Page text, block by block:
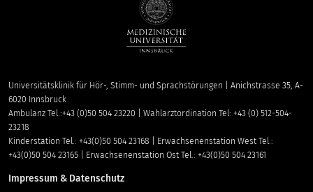
Universitätsklinik für Hör-, Stimm- und Sprachstörungen | Anichstrasse 35, A-
6020 Innsbruck
Ambulanz Tel.:+43 (0)50 504 23220 | Wahlarztordination Tel: +43 (0) 512-504-
23218
Kinderstation Tel.: +43(0)50 504 23168 | Erwachsenenstation West Tel.:
+43(0)50 504 23165 | Erwachsenenstation Ost Tel.: +43(0)50 504 23161
Impressum & Datenschutz